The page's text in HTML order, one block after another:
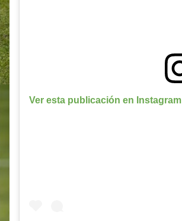
Ver esta publicación en Instagram